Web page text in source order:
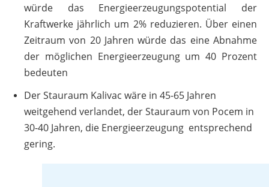
würde das Energieerzeugungspotential der
Kraftwerke jährlich um 2% reduzieren. Über einen
Zeitraum von 20 Jahren würde das eine Abnahme
der möglichen Energieerzeugung um 40 Prozent
bedeuten
Der Stauraum Kalivac wäre in 45-65 Jahren
weitgehend verlandet, der Stauraum von Pocem in
30-40 Jahren, die Energieerzeugung entsprechend
gering.